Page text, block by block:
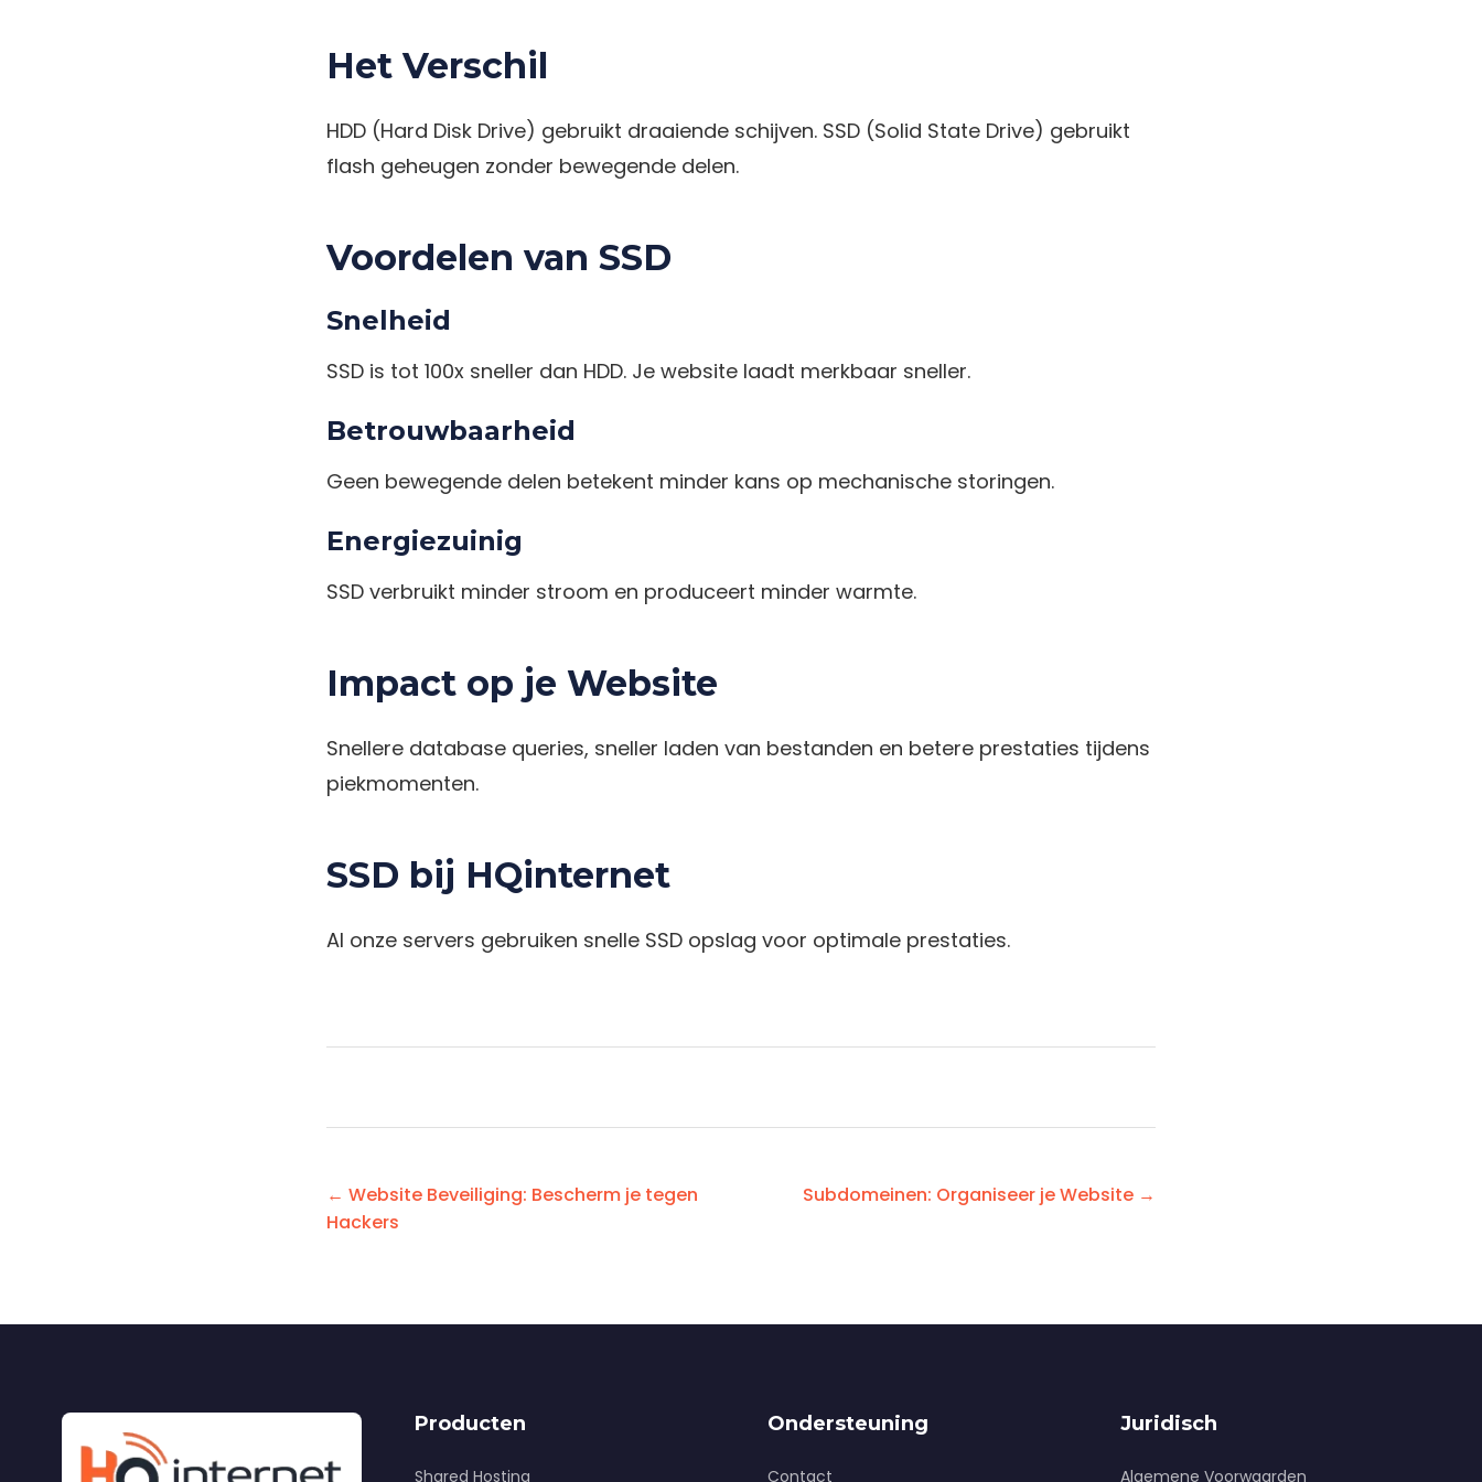
Het Verschil
HDD (Hard Disk Drive) gebruikt draaiende schijven. SSD (Solid State Drive) gebruikt
flash geheugen zonder bewegende delen.
Voordelen van SSD
Snelheid
SSD is tot 100x sneller dan HDD. Je website laadt merkbaar sneller.
Betrouwbaarheid
Geen bewegende delen betekent minder kans op mechanische storingen.
Energiezuinig
SSD verbruikt minder stroom en produceert minder warmte.
Impact op je Website
Snellere database queries, sneller laden van bestanden en betere prestaties tijdens
piekmomenten.
SSD bij HQinternet
Al onze servers gebruiken snelle SSD opslag voor optimale prestaties.
← Website Beveiliging: Bescherm je tegen
Hackers
Subdomeinen: Organiseer je Website →
Producten
Shared Hosting
Ondersteuning
Contact
Juridisch
Algemene Voorwaarden